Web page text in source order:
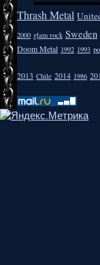
Thrash Metal
2000 glam rock Sweden
Doom Metal 1992 1993
2013 Chile 2014 1986